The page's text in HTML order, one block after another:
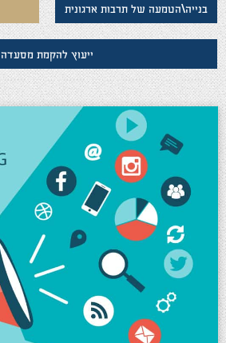
בנייה\הטמעה של תרבות ארגונית
ייעוץ להקמת מסעדה